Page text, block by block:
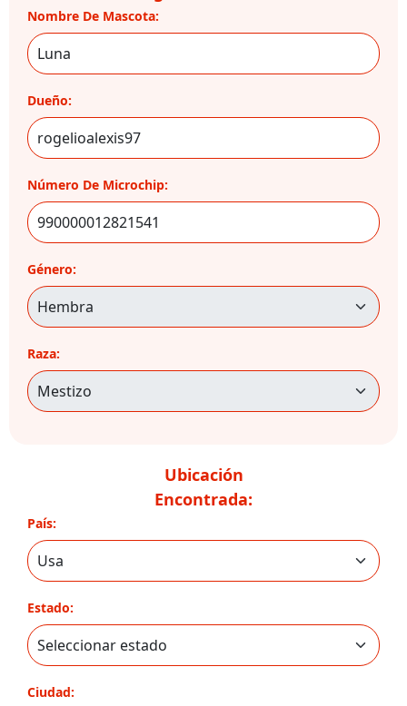
Nombre De Mascota:
Dueño:
Número De Microchip:
Género:
Raza:
Ubicación
Encontrada:
País:
Estado:
Ciudad: